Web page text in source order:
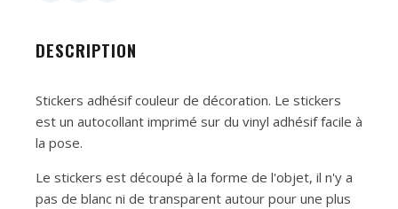
DESCRIPTION
Stickers adhésif couleur de décoration. Le stickers
est un autocollant imprimé sur du vinyl adhésif facile à
la pose.
Le stickers est découpé à la forme de l'objet, il n'y a
pas de blanc ni de transparent autour pour une plus